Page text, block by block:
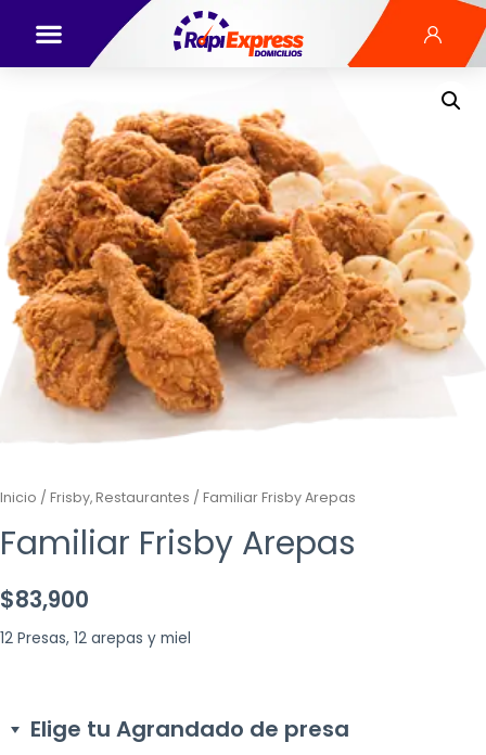
Inicio / Frisby, Restaurantes / Familiar Frisby Arepas
Familiar Frisby Arepas
$83,900
12 Presas, 12 arepas y miel
Elige tu Agrandado de presa